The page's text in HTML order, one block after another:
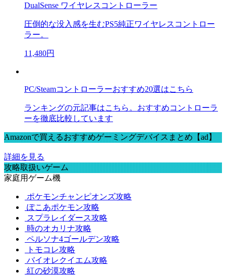
DualSense ワイヤレスコントローラー
圧倒的な没入感を生むPS5純正ワイヤレスコントロー
ラー。
11,480円
PC/Steamコントローラーおすすめ20選はこちら
ランキングの元記事はこちら。おすすめコントローラ
ーを徹底比較しています
Amazonで買えるおすすめゲーミングデバイスまとめ【ad】
詳細を見る
攻略取扱いゲーム
家庭用ゲーム機
ポケモンチャンピオンズ攻略
ぽこあポケモン攻略
スプラレイダース攻略
時のオカリナ攻略
ペルソナ4ゴールデン攻略
トモコレ攻略
バイオレクイエム攻略
紅の砂漠攻略